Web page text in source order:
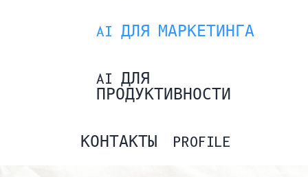
AI ДЛЯ МАРКЕТИНГА
AI ДЛЯ
ПРОДУКТИВНОСТИ
КОНТАКТЫ PROFILE